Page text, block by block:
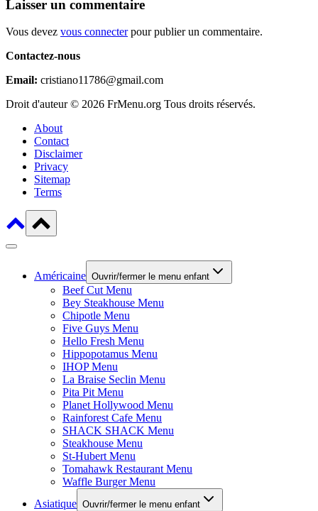
Laisser un commentaire
Vous devez vous connecterpour publier un commentaire.
Contactez-nous
Email: cristiano11786@gmail.com
Droit d'auteur © 2026 FrMenu.org Tous droits réservés.
About
Contact
Disclaimer
Privacy
Sitemap
Terms
Américaine Ouvrir/fermer le menu enfant
Beef Cut Menu
Bey Steakhouse Menu
Chipotle Menu
Five Guys Menu
Hello Fresh Menu
Hippopotamus Menu
IHOP Menu
La Braise Seclin Menu
Pita Pit Menu
Planet Hollywood Menu
Rainforest Cafe Menu
SHACK SHACK Menu
Steakhouse Menu
St-Hubert Menu
Tomahawk Restaurant Menu
Waffle Burger Menu
Asiatique Ouvrir/fermer le menu enfant